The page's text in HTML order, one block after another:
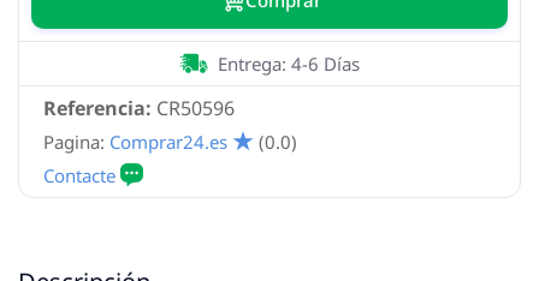
Referencia: CR50596
Entrega: 4-6 Días
Pagina: Comprar24.es (0.0)